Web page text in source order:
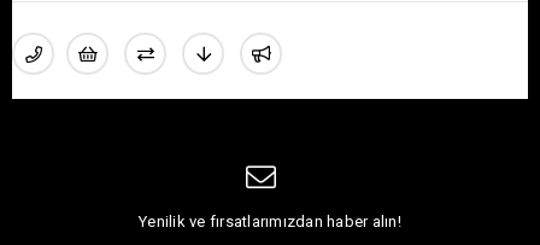
Yenilik ve fırsatlarımızdan haber alın!